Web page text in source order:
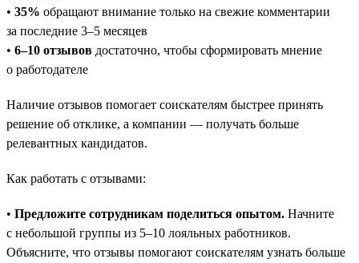
• 35% обращают внимание только на свежие комментарии
за последние 3–5 месяцев
• 6–10 отзывов достаточно, чтобы сформировать мнение
о работодателе
Наличие отзывов помогает соискателям быстрее принять
решение об отклике, а компании — получать больше
релевантных кандидатов.
Как работать с отзывами:
• Предложите сотрудникам поделиться опытом. Начните
с небольшой группы из 5–10 лояльных работников.
Объясните, что отзывы помогают соискателям узнать больше